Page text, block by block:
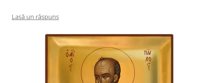
Lasă un răspuns